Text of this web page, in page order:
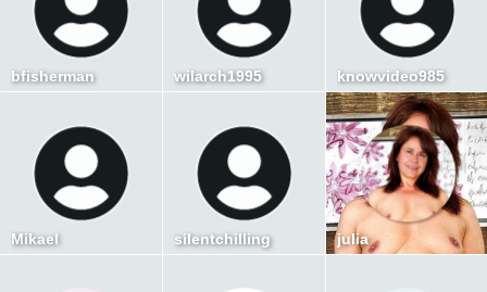
bfisherman wilarch1995 knowvideo985
Mikael silentchilling julia